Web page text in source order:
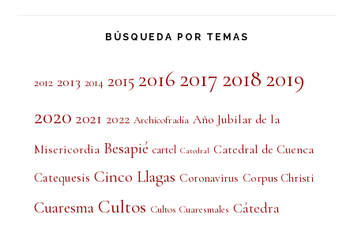
BÚSQUEDA POR TEMAS
2012 2013 2014 2015 2016 2017 2018 2019
2020 2021 2022 Archicofradía Año Jubilar de la
Misericordia Besapié cartel Catedral Catedral de Cuenca
Catequesis Cinco Llagas Coronavirus Corpus Christi
Cuaresma Cultos Cultos Cuaresmales Cátedra